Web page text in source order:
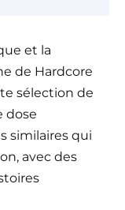
et la
de Hardcore
sélection de
dose
similaires qui
avec des